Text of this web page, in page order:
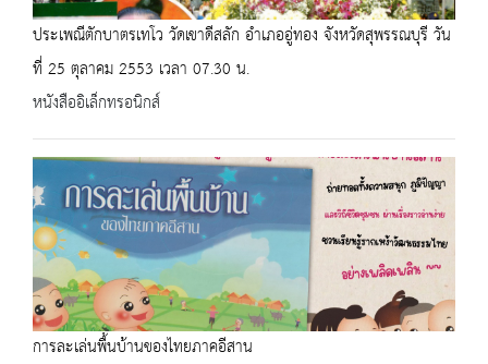
ประเพณีตักบาตรเทโว วัดเขาดีสลัก อำเภออู่ทอง จังหวัดสุพรรณบุรี วัน
ที่ 25 ตุลาคม 2553 เวลา 07.30 น.
หนังสืออิเล็กทรอนิกส์
การละเล่นพื้นบ้านของไทยภาคอีสาน